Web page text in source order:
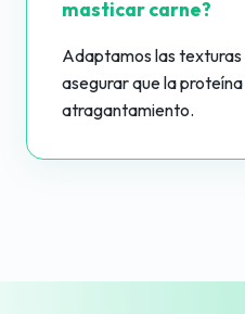
masticar carne?
Adaptamos las
asegurar que la
atragantamiento.